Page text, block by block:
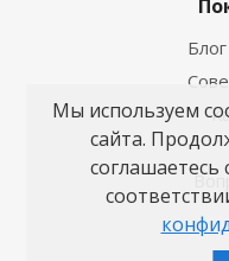
Мы используем
сайта.
соглашаетесь